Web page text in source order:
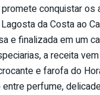
conquistar os
da Costa ao
e finalizada em um
a receita
e farofa do
perfume,